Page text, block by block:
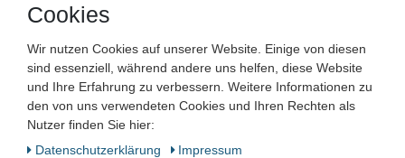
HSS Schneideisen Whitworth-
Rohrgewinde zylindrischer
Außendurchmesser G-Gewinde
Cookies
Wir nutzen Cookies auf unserer Website. Einige von diesen
sind essenziell, während andere uns helfen, diese Website
und Ihre Erfahrung zu verbessern. Weitere Informationen zu
den von uns verwendeten Cookies und Ihren Rechten als
Nutzer finden Sie hier:
Daten­schutz­erklärung
Impressum